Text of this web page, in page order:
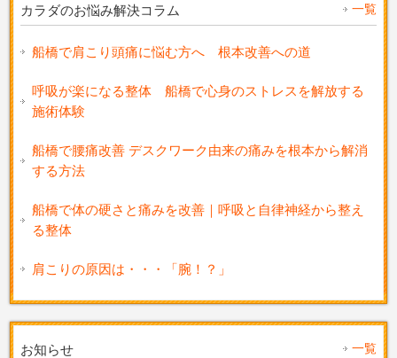
カラダのお悩み解決コラム 一覧
船橋で肩こり頭痛に悩む方へ 根本改善への道
呼吸が楽になる整体 船橋で心身のストレスを解放する
施術体験
船橋で腰痛改善 デスクワーク由来の痛みを根本から解消
する方法
船橋で体の硬さと痛みを改善｜呼吸と自律神経から整え
る整体
肩こりの原因は・・・「腕！？」
お知らせ 一覧